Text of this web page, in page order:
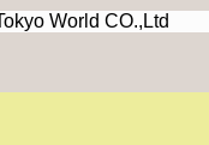
World CO.,Ltd